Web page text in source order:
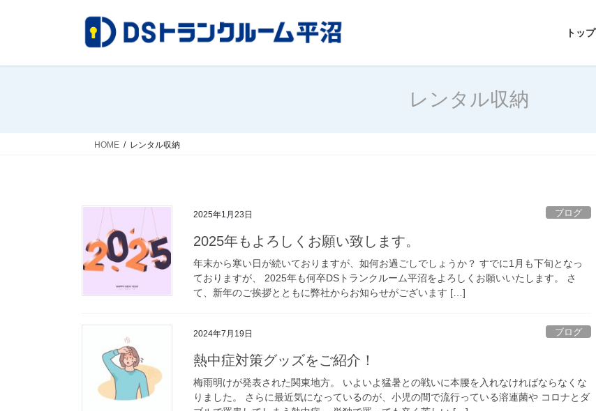
トップ
レンタル収納
HOME レンタル収納
2025年1月23日 ブログ
2025年もよろしくお願い致します。
年末から寒い日が続いておりますが、如何お過ごしでしょうか？ すでに1月も下旬となっ
ておりますが、 2025年も何卒DSトランクルーム平沼をよろしくお願いいたします。 さ
て、新年のご挨拶とともに弊社からお知らせがございます […]
2024年7月19日 ブログ
熱中症対策グッズをご紹介！
梅雨明けが発表された関東地方。 いよいよ猛暑との戦いに本腰を入れなければならなくな
りました。 さらに最近気になっているのが、小児の間で流行っている溶連菌や コロナとダ